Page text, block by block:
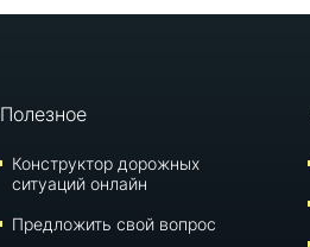
Полезное
Конструктор дорожных
ситуаций онлайн
Предложить свой вопрос